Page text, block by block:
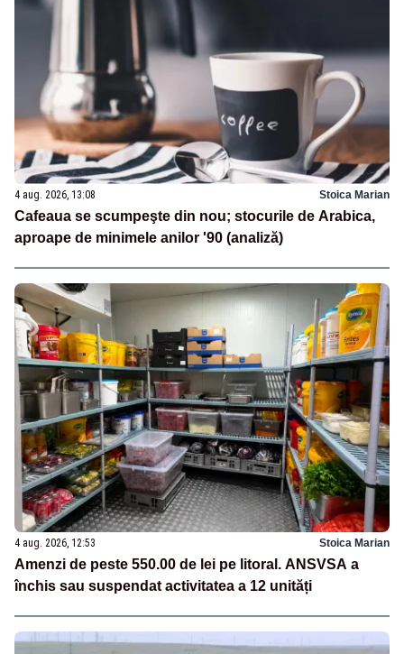
4 aug. 2026, 13:08 Stoica Marian
Cafeaua se scumpeşte din nou; stocurile de Arabica,
aproape de minimele anilor '90 (analiză)
4 aug. 2026, 12:53 Stoica Marian
Amenzi de peste 550.00 de lei pe litoral. ANSVSA a
închis sau suspendat activitatea a 12 unități